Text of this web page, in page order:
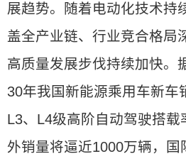
展趋势。随着电动化技术持
盖全产业链、行业竞合格局
高质量发展步伐持续加快。
30年我国新能源乘用车新车
L3、L4级高阶自动驾驶搭载
外销量将逼近1000万辆，国